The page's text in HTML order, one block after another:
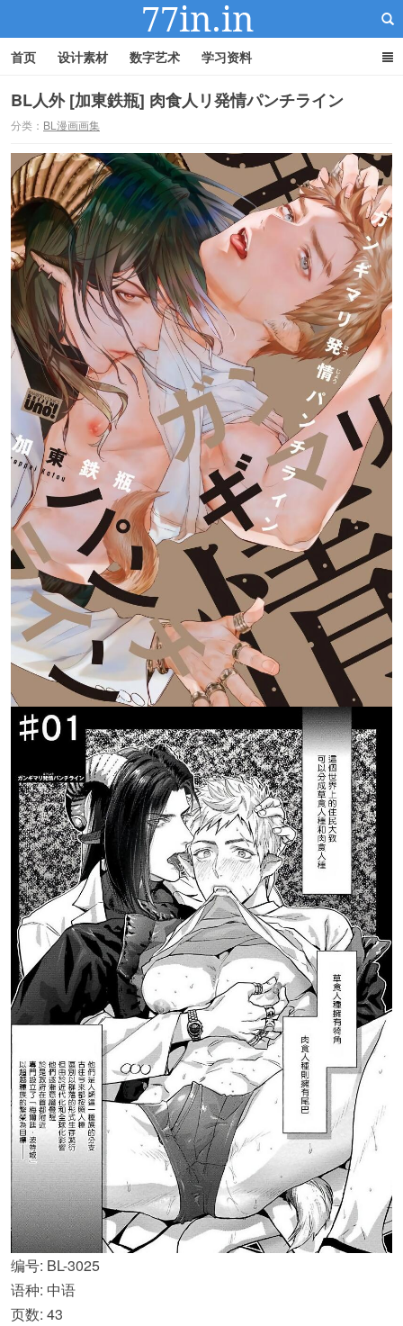
首页 设计素材 数字艺术 学习资料
BL人外 [加東鉄瓶] 肉食人リ発情パンチライン
分类： BL漫画画集
编号: BL-3025
语种: 中语
页数: 43